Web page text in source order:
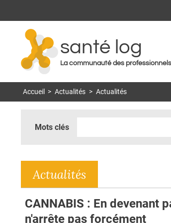
santé log
La communauté des
Accueil > Actualités > Actualités
Mots clés
Actualités
CANNABIS : En devenant
n'arrête pas forcément